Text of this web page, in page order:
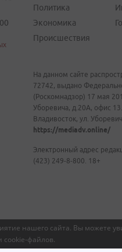
нашего сайта. Вы можете
cookie-файлов.
Политика
Экономика
Происшествия
На данном сайте
72742, выдано
(Роскомнадзор) 17 мая
Уборевича, д.20А, офис
Владивосток, ул.
https://mediadv.online/
Электронный адрес
(423) 249-8-800. 18+